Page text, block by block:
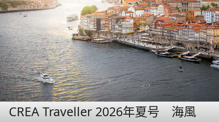
CREA Traveller 2026年夏号 海風